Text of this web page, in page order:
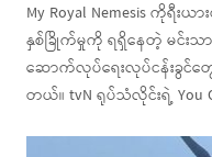
My Royal Nemesis ကိုရီ
နှစ်ခြိုက်မှုကို ရရှိနေတဲ့ မင်းသ
ဆောက်လုပ်ရေးလုပ်ငန်းခွင်တွ
တယ်။ tvN ရုပ်သံလိုင်းရဲ့ You